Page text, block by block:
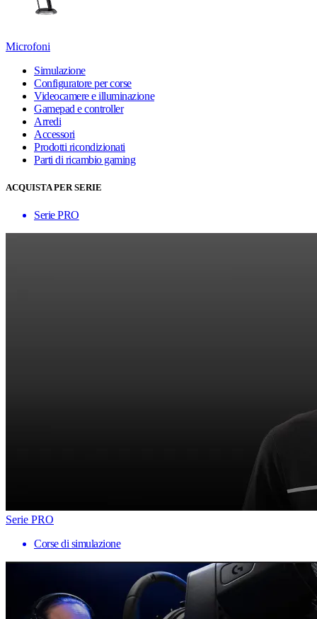
Microfoni
Simulazione
Configuratore per corse
Videocamere e illuminazione
Gamepad e controller
Arredi
Accessori
Prodotti ricondizionati
Parti di ricambio gaming
ACQUISTA PER SERIE
Serie PRO
Serie PRO
Corse di simulazione